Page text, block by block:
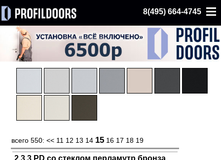
8(495) 664-4745
всего 550: << 11 12 13 14 15 16 17 18 19
2.3.3 PD со стеклом перламутр бронза